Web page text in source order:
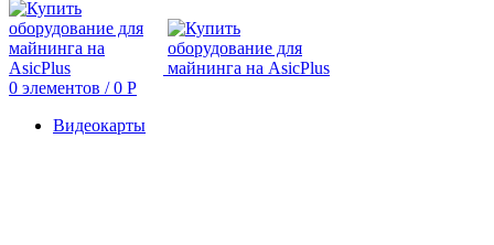
0 элементов / 0 Р
Видеокарты